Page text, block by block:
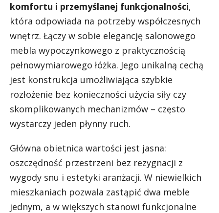
komfortu i przemyślanej funkcjonalności,
która odpowiada na potrzeby współczesnych
wnętrz. Łączy w sobie elegancję salonowego
mebla wypoczynkowego z praktycznością
pełnowymiarowego łóżka. Jego unikalną cechą
jest konstrukcja umożliwiająca szybkie
rozłożenie bez konieczności użycia siły czy
skomplikowanych mechanizmów – często
wystarczy jeden płynny ruch.
Główna obietnica wartości jest jasna:
oszczędność przestrzeni bez rezygnacji z
wygody snu i estetyki aranżacji. W niewielkich
mieszkaniach pozwala zastąpić dwa meble
jednym, a w większych stanowi funkcjonalne